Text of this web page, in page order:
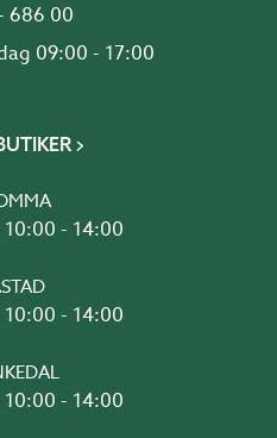
686 00
09:00 - 17:00
- 14:00
- 14:00
- 14:00